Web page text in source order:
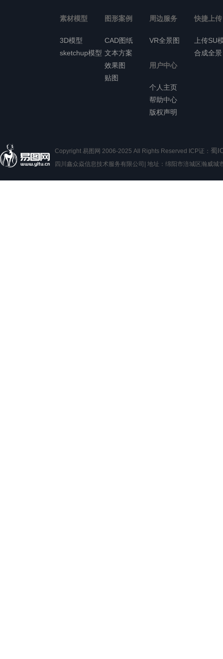
素材模型
3D模型
sketchup模型
图形案例
CAD图纸
文本方案
效果图
贴图
周边服务
VR全景图
快捷上传
上传SU
合成全景
用户中心
个人主页
帮助中心
版权声明
Copyright 易图网 2006-2025 All Rights Reserved ICP证： 蜀
四川鑫众焱信息技术服务有限公司| 地址：绵阳市涪城区瀚威城